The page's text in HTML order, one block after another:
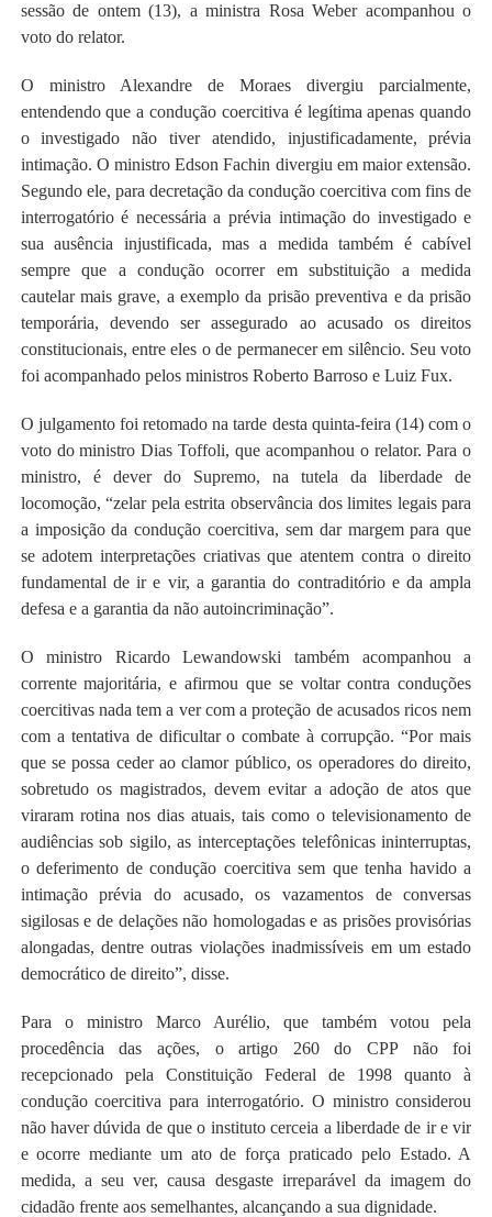
sessão de ontem (13), a ministra Rosa Weber acompanhou o
voto do relator.
O ministro Alexandre de Moraes divergiu parcialmente,
entendendo que a condução coercitiva é legítima apenas quando
o investigado não tiver atendido, injustificadamente, prévia
intimação. O ministro Edson Fachin divergiu em maior extensão.
Segundo ele, para decretação da condução coercitiva com fins de
interrogatório é necessária a prévia intimação do investigado e
sua ausência injustificada, mas a medida também é cabível
sempre que a condução ocorrer em substituição a medida
cautelar mais grave, a exemplo da prisão preventiva e da prisão
temporária, devendo ser assegurado ao acusado os direitos
constitucionais, entre eles o de permanecer em silêncio. Seu voto
foi acompanhado pelos ministros Roberto Barroso e Luiz Fux.
O julgamento foi retomado na tarde desta quinta-feira (14) com o
voto do ministro Dias Toffoli, que acompanhou o relator. Para o
ministro, é dever do Supremo, na tutela da liberdade de
locomoção, “zelar pela estrita observância dos limites legais para
a imposição da condução coercitiva, sem dar margem para que
se adotem interpretações criativas que atentem contra o direito
fundamental de ir e vir, a garantia do contraditório e da ampla
defesa e a garantia da não autoincriminação”.
O ministro Ricardo Lewandowski também acompanhou a
corrente majoritária, e afirmou que se voltar contra conduções
coercitivas nada tem a ver com a proteção de acusados ricos nem
com a tentativa de dificultar o combate à corrupção. “Por mais
que se possa ceder ao clamor público, os operadores do direito,
sobretudo os magistrados, devem evitar a adoção de atos que
viraram rotina nos dias atuais, tais como o televisionamento de
audiências sob sigilo, as interceptações telefônicas ininterruptas,
o deferimento de condução coercitiva sem que tenha havido a
intimação prévia do acusado, os vazamentos de conversas
sigilosas e de delações não homologadas e as prisões provisórias
alongadas, dentre outras violações inadmissíveis em um estado
democrático de direito”, disse.
Para o ministro Marco Aurélio, que também votou pela
procedência das ações, o artigo 260 do CPP não foi
recepcionado pela Constituição Federal de 1998 quanto à
condução coercitiva para interrogatório. O ministro considerou
não haver dúvida de que o instituto cerceia a liberdade de ir e vir
e ocorre mediante um ato de força praticado pelo Estado. A
medida, a seu ver, causa desgaste irreparável da imagem do
cidadão frente aos semelhantes, alcançando a sua dignidade.